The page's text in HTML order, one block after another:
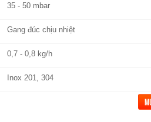
35 - 50 mbar
Gang đúc chịu nhiệt
0,7 - 0,8 kg/h
Inox 201, 304